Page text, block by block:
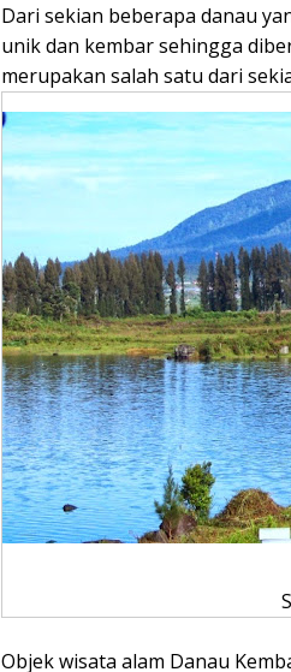
Dari sekian beberapa danau
unik dan kembar sehingga
merupakan salah satu dari
Objek wisata alam Danau